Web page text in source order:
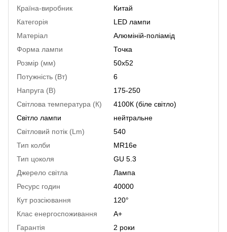
Країна-виробник
Китай
Категорія
LED лампи
Матеріал
Алюміній-поліамід
Форма лампи
Точка
Розмір (мм)
50х52
Потужність (Вт)
6
Напруга (В)
175-250
Світлова температура (К)
4100К (біле світло)
Світло лампи
нейтральне
Світловий потік (Lm)
540
Тип колби
MR16e
Тип цоколя
GU 5.3
Джерело світла
Лампа
Ресурс годин
40000
Кут розсіювання
120°
Клас енергоспоживання
A+
Гарантія
2 роки